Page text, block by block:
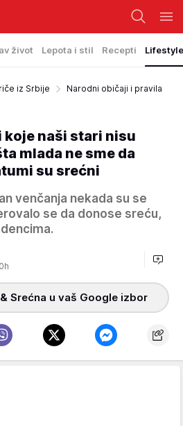
život Lepota i stil Recepti Lifestyle
iz Srbije
Narodni običaji i pravila
koje naši stari nisu
mlada ne sme da
su srećni
venčanja nekada su se
se da donose sreću,
Srećna u vaš Google izbor